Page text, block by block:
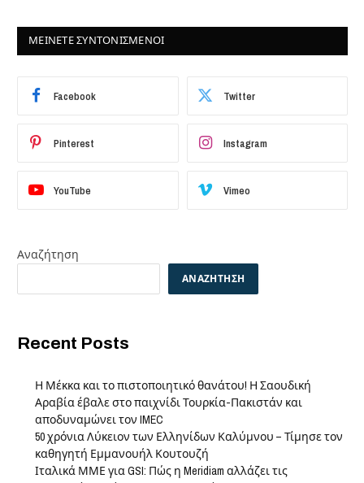
ΜΕΙΝΕΤΕ ΣΥΝΤΟΝΙΣΜΕΝΟΙ
Facebook Twitter
Pinterest Instagram
YouTube Vimeo
Αναζήτηση
ΑΝΑΖΉΤΗΣΗ
Recent Posts
Η Μέκκα και το πιστοποιητικό θανάτου! Η Σαουδική
Αραβία έβαλε στο παιχνίδι Τουρκία-Πακιστάν και
αποδυναμώνει τον IMEC
50 χρόνια Λύκειον των Ελληνίδων Καλύμνου – Τίμησε τον
καθηγητή Εμμανουήλ Κουτουζή
Ιταλικά ΜΜΕ για GSI: Πώς η Meridiam αλλάζει τις